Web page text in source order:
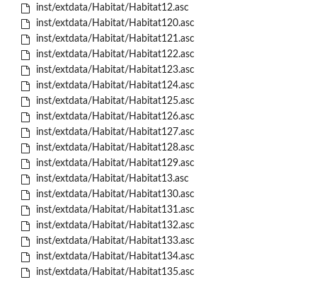
inst/extdata/Habitat/Habitat12.asc
inst/extdata/Habitat/Habitat120.asc
inst/extdata/Habitat/Habitat121.asc
inst/extdata/Habitat/Habitat122.asc
inst/extdata/Habitat/Habitat123.asc
inst/extdata/Habitat/Habitat124.asc
inst/extdata/Habitat/Habitat125.asc
inst/extdata/Habitat/Habitat126.asc
inst/extdata/Habitat/Habitat127.asc
inst/extdata/Habitat/Habitat128.asc
inst/extdata/Habitat/Habitat129.asc
inst/extdata/Habitat/Habitat13.asc
inst/extdata/Habitat/Habitat130.asc
inst/extdata/Habitat/Habitat131.asc
inst/extdata/Habitat/Habitat132.asc
inst/extdata/Habitat/Habitat133.asc
inst/extdata/Habitat/Habitat134.asc
inst/extdata/Habitat/Habitat135.asc